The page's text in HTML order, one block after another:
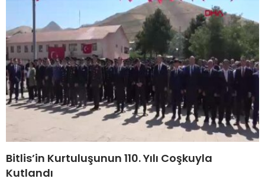
Bitlis’in Kurtuluşunun 110. Yılı Coşkuyla
Kutlandı